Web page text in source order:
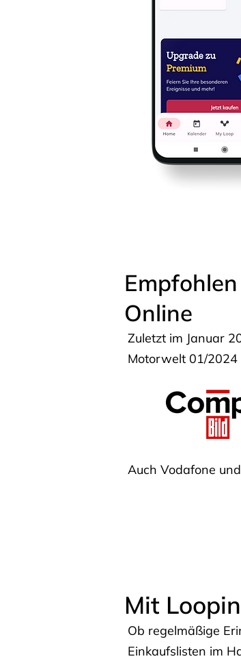
Online
Zuletzt im Januar
Motorwelt 01/2024
Auch Vodafone
Mit
Ob regelmäßige
Einkaufslisten im